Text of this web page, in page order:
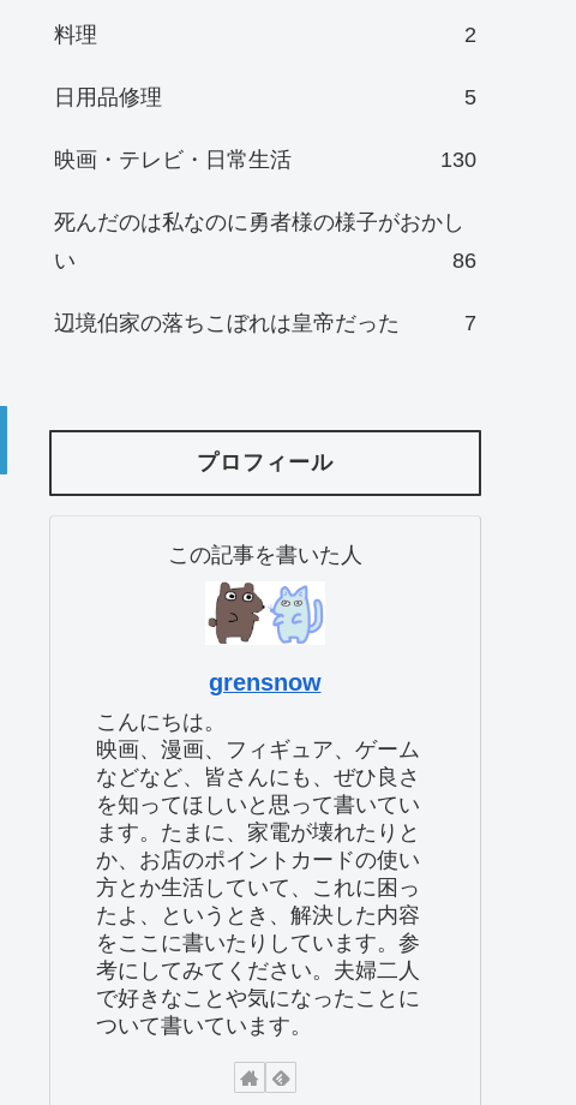
料理 2
日用品修理 5
映画・テレビ・日常生活 130
死んだのは私なのに勇者様の様子がおかし
い
86
辺境伯家の落ちこぼれは皇帝だった 7
プロフィール
この記事を書いた人
grensnow
こんにちは。
映画、漫画、フィギュア、ゲーム
などなど、皆さんにも、ぜひ良さ
を知ってほしいと思って書いてい
ます。たまに、家電が壊れたりと
か、お店のポイントカードの使い
方とか生活していて、これに困っ
たよ、というとき、解決した内容
をここに書いたりしています。参
考にしてみてください。夫婦二人
で好きなことや気になったことに
ついて書いています。